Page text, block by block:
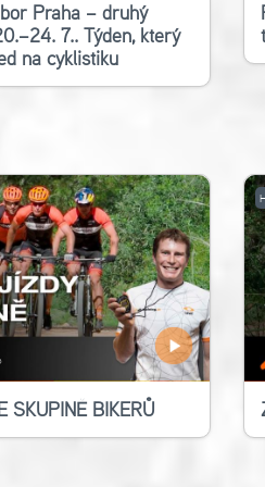
Praha – druhý
7.. Týden, který
na cyklistiku
SKUPINĚ BIKERŮ